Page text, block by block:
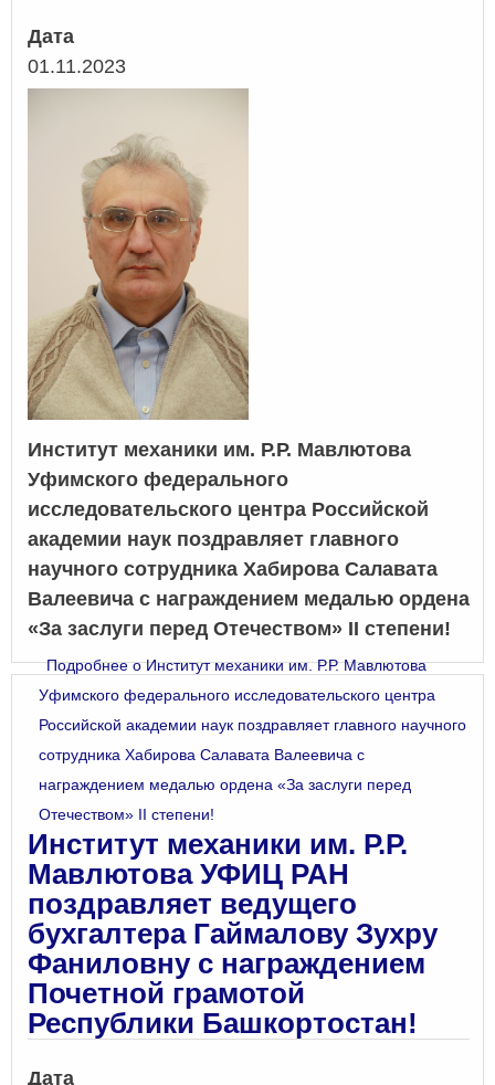
Дата
01.11.2023
Институт механики им. Р.Р. Мавлютова
Уфимского федерального
исследовательского центра Российской
академии наук поздравляет главного
научного сотрудника Хабирова Салавата
Валеевича с награждением медалью ордена
«За заслуги перед Отечеством» II степени!
Подробнеео Институт механики им. Р.Р. Мавлютова
Уфимского федерального исследовательского центра
Российской академии наук поздравляет главного научного
сотрудника Хабирова Салавата Валеевича с
награждением медалью ордена «За заслуги перед
Отечеством» II степени!
Институт механики им. Р.Р.
Мавлютова УФИЦ РАН
поздравляет ведущего
бухгалтера Гаймалову Зухру
Фаниловну с награждением
Почетной грамотой
Республики Башкортостан!
Дата